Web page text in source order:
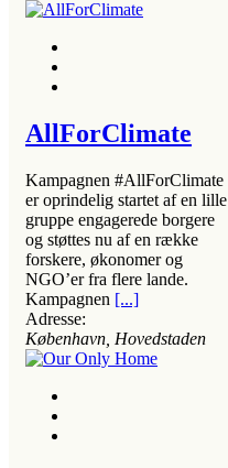
AllForClimate
Kampagnen #AllForClimate
er oprindelig startet af en lille
gruppe engagerede borgere
og støttes nu af en række
forskere, økonomer og
NGO’er fra flere lande.
Kampagnen [...]
Adresse:
København, Hovedstaden